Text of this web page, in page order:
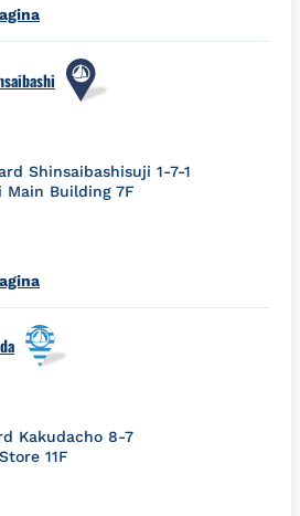
Tab
Shinsaibashisuji 1-7-1
Main Building 7F
Tab
Kakudacho 8-7
11F